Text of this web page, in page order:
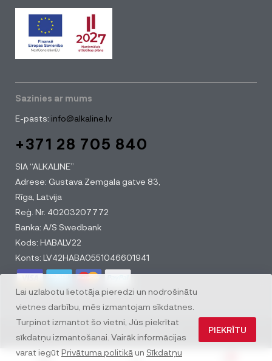
Lai uzlabotu lietotāja pieredzi un nodrošinātu
vietnes darbību, mēs izmantojam sīkdatnes.
Turpinot izmantot šo vietni, Jūs piekrītat
sīkdatņu izmantošanai. Vairāk informācijas
varat iegūt Privātuma politikā un Sīkdatņu
PIEKRĪTU
Sazinies ar mums
E-pasts: info@alkaline.lv
+371 28 705 840
SIA “ALKALINE”
Adrese: Gustava Zemgala gatve 83,
Rīga, Latvija
Reģ. Nr. 40203207772
Banka: A/S Swedbank
Kods: HABALV22
Konts: LV42HABA0551046601941
© All rights reserved